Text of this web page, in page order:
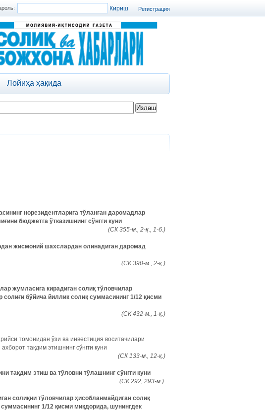
Регистрация
Лойиҳа ҳақида
норезидентларига тўланган даромадлар
бюджетга ўтказишнинг сўнгги куни
(СК 355-м., 2-қ., 1-б.)
жисмоний шахслардан олинадиган даромад
(СК 390-м., 2-қ.)
жумласига кирадиган солиқ тўловчилар
бўйича йиллик солиқ суммасининг 1/12 қисми
(СК 432-м., 1-қ.)
томонидан ўзи ва инвестиция воситачилари
тақдим этишнинг сўнгги куни
(СК 133-м., 12-қ.)
тақдим этиш ва тўловни тўлашнинг сўнгги куни
(СК 292, 293-м.)
солиқни тўловчилар ҳисобланмайдиган солиқ
1/12 қисми миқдорида, шунингдек